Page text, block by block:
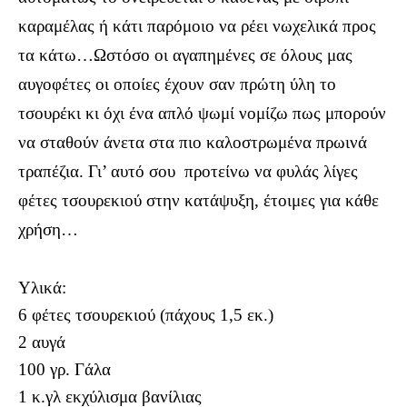
καραμέλας ή κάτι παρόμοιο να ρέει νωχελικά προς
τα κάτω…Ωστόσο οι αγαπημένες σε όλους μας
αυγοφέτες οι οποίες έχουν σαν πρώτη ύλη το
τσουρέκι κι όχι ένα απλό ψωμί νομίζω πως μπορούν
να σταθούν άνετα στα πιο καλοστρωμένα πρωινά
τραπέζια. Γι’ αυτό σου προτείνω να φυλάς λίγες
φέτες τσουρεκιού στην κατάψυξη, έτοιμες για κάθε
χρήση…
Υλικά:
6 φέτες τσουρεκιού (πάχους 1,5 εκ.)
2 αυγά
100 γρ. Γάλα
1 κ.γλ εκχύλισμα βανίλιας